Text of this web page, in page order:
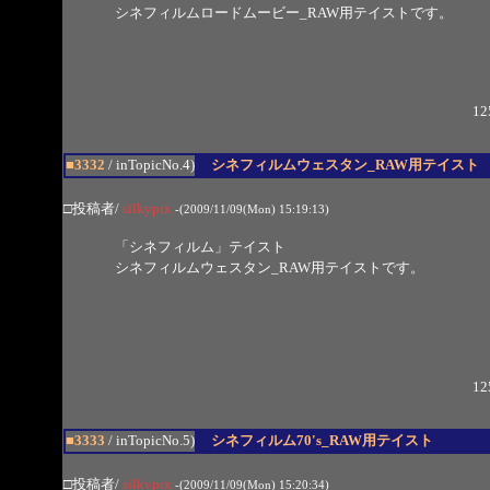
シネフィルムロードムービー_RAW用テイストです。
■3332 / inTopicNo.4) シネフィルムウェスタン_RAW用テイスト
□投稿者/ silkypix -(2009/11/09(Mon) 15:19:13)
「シネフィルム」テイスト
シネフィルムウェスタン_RAW用テイストです。
■3333 / inTopicNo.5) シネフィルム70's_RAW用テイスト
□投稿者/ silkypix -(2009/11/09(Mon) 15:20:34)